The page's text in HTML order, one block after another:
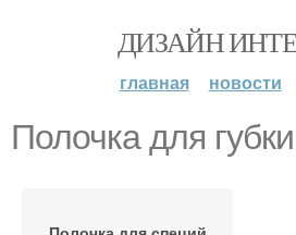
ДИЗАЙН
главная новости
Полочка для губки